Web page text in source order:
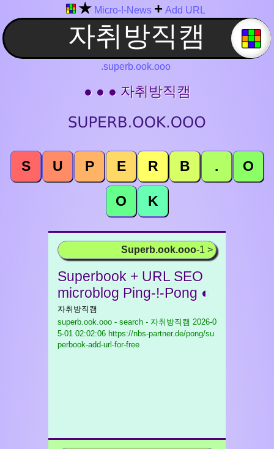
★ Micro-!-News + Add URL
.superb.ook.ooo
● ● ● 자취방직캠
S U P E R B . O
O K
Superb.ook.ooo-1 >
Superbook + URL SEO
microblog Ping-!-Pong ◐
자취방직캠
superb.ook.ooo - search - 자취방직캠 2026-0
5-01 02:02:06 https://nbs-partner.de/pong/su
perbook-add-url-for-free